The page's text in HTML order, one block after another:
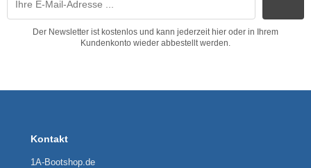
Der Newsletter ist kostenlos und kann jederzeit hier oder in Ihrem
Kundenkonto wieder abbestellt werden.
Kontakt
1A-Bootshop.de